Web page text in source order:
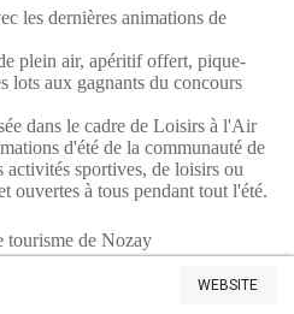
les dernières animations de
plein air, apéritif offert, pique-
lots aux gagnants du concours
dans le cadre de Loisirs à l'Air
d'été de la communauté de
activités sportives, de loisirs ou
à tous pendant tout l'été.
tourisme de Nozay
WEBSITE
Republik
Championship